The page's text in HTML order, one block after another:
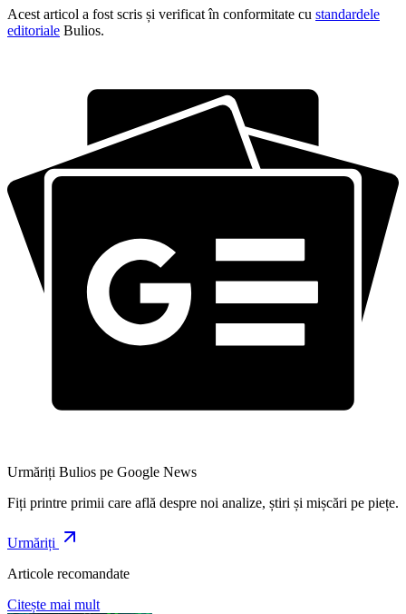
Acest articol a fost scris și verificat în conformitate cu standardele
editoriale Bulios.
Urmăriți Bulios pe Google News
Fiți printre primii care află despre noi analize, știri și mișcări pe piețe.
Urmăriți
Articole recomandate
Citește mai mult